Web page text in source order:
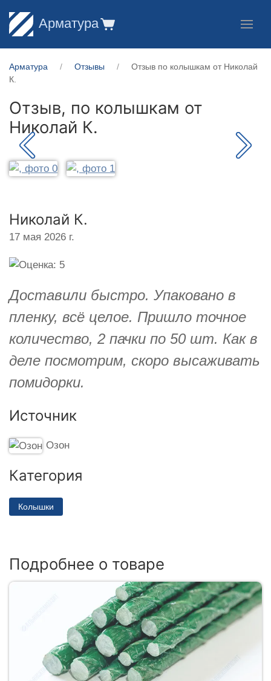
Арматура
Арматура Отзывы
Отзыв по колышкам от Николай
К.
Отзыв, по колышкам от
Николай К.
Николай К.
17 мая 2026 г.
Доставили быстро. Упаковано в
пленку, всё целое. Пришло точное
количество, 2 пачки по 50 шт. Как в
деле посмотрим, скоро высаживать
помидорки.
Источник
Озон
Категория
Колышки
Подробнее о товаре